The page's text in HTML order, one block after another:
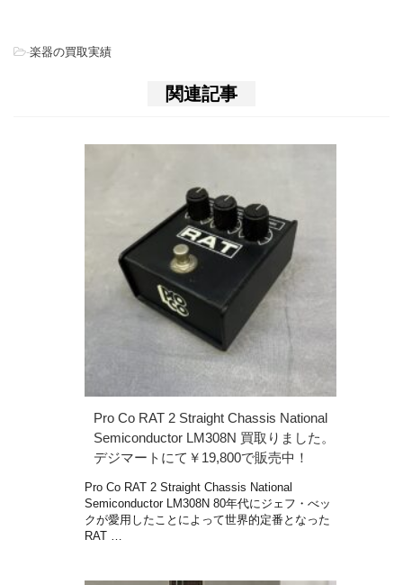
-楽器の買取実績
関連記事
Pro Co RAT 2 Straight Chassis National
Semiconductor LM308N 買取りました。
デジマートにて￥19,800で販売中！
Pro Co RAT 2 Straight Chassis National
Semiconductor LM308N 80年代にジェフ・べッ
クが愛用したことによって世界的定番となった
RAT …